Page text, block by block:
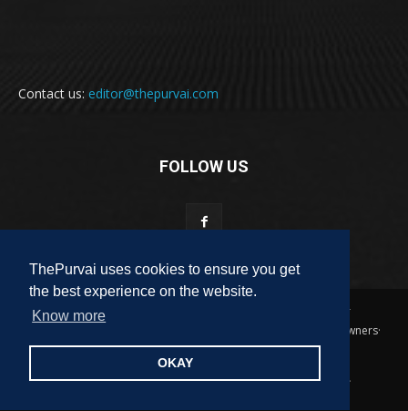
ThePurvai uses cookies to ensure you get
the best experience on the website.
Know more
OKAY
Contact us: editor@thepurvai.com
FOLLOW US
Copyright 2018-2023 THE PURVAI | All Rights Reserved · And Our
Sitemap · All Logos & Trademark Belongs To Their Respective Owners·
Designed & Developed byALL DIGI SEO
पुरवाई अपनी बात कविता कहानी साहित्यिक हलचल लेख
लघुकथा